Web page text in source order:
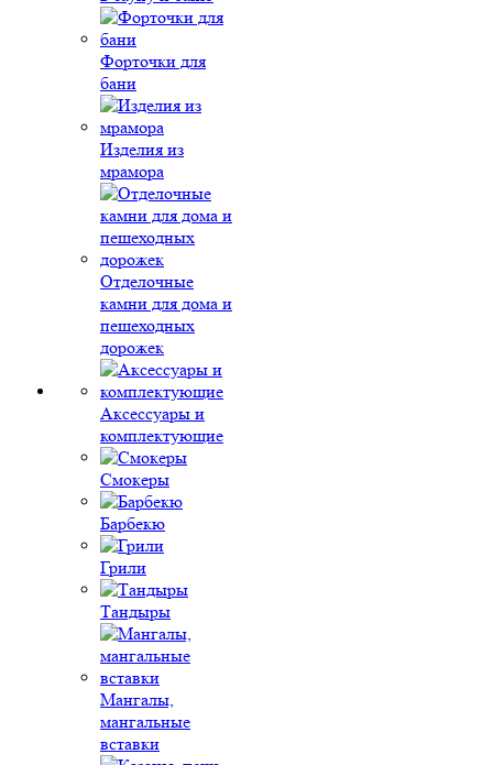
Форточки для
бани
Изделия из
мрамора
Отделочные
камни для дома и
пешеходных
дорожек
Аксессуары и
комплектующие
Смокеры
Барбекю
Грили
Тандыры
Мангалы,
мангальные
вставки